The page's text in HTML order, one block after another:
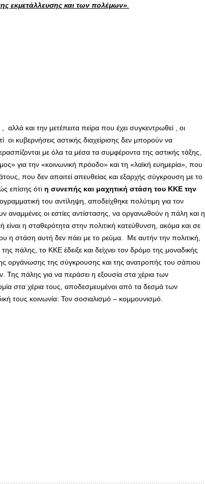
εκμετάλλευσης και των πολέμων»
και την μετέπειτα πείρα που έχει συγκεντρωθεί , οι
κυβερνήσεις αστικής διαχείρισης δεν μπορούν να
με όλα τα μέσα τα συμφέροντα της αστικής τάξης,
για την «κοινωνική πρόοδο» και τη «λαϊκή ευημερία», που
που δεν απαιτεί απευθείας και εξαρχής σύγκρουση με το
επίσης ότι η συνεπής και μαχητική στάση του ΚΚΕ την
του αντίληψη, αποδείχθηκε πολύτιμη για τον
αναμμένες οι εστίες αντίστασης, να οργανωθούν η πάλη και η
η σταθερότητα στην πολιτική κατεύθυνση, ακόμα και σε
η στάση αυτή δεν πάει με το ρεύμα. Με αυτήν την πολιτική,
πάλης, το ΚΚΕ έδειξε και δείχνει τον δρόμο της μοναδικής
οργάνωσης της σύγκρουσης και της ανατροπής του σάπιου
πάλης για να περάσει η εξουσία στα χέρια των
στα χέρια τους, αποδεσμευμένοι από τα δεσμά των
τους κοινωνία: Τον σοσιαλισμό – κομμουνισμό.